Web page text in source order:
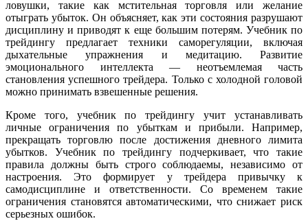
ловушки, такие как мстительная торговля или желание
отыграть убыток. Он объясняет, как эти состояния разрушают
дисциплину и приводят к еще большим потерям. Учебник по
трейдингу предлагает техники саморегуляции, включая
дыхательные упражнения и медитацию. Развитие
эмоционального интеллекта — неотъемлемая часть
становления успешного трейдера. Только с холодной головой
можно принимать взвешенные решения.
Кроме того, учебник по трейдингу учит устанавливать
личные ограничения по убыткам и прибыли. Например,
прекращать торговлю после достижения дневного лимита
убытков. Учебник по трейдингу подчеркивает, что такие
правила должны быть строго соблюдаемы, независимо от
настроения. Это формирует у трейдера привычку к
самодисциплине и ответственности. Со временем такие
ограничения становятся автоматическими, что снижает риск
серьезных ошибок.